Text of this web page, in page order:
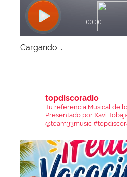
Cargando ...
topdiscoradio
Tu referencia Musical de
Presentado por Xavi
@team33music